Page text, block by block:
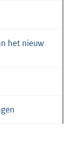
het nieuw